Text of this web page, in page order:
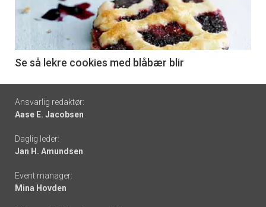
nå
6
Se så lekre cookies med blåbær blir
Footer
-
links
Ansvarlig redaktør:
Aase E. Jacobsen
Daglig leder:
Jan H. Amundsen
Event manager:
Mina Hovden